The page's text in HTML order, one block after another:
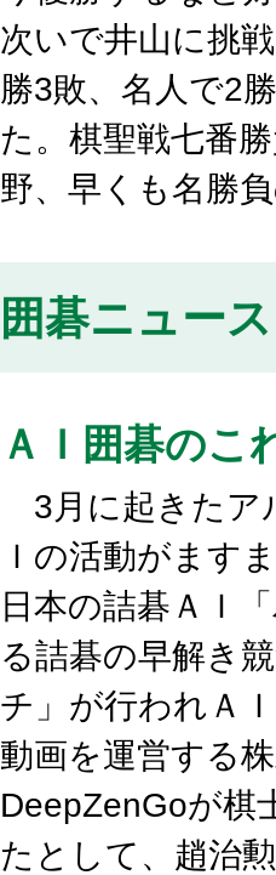
次いで井山に挑
勝3敗、名人で2
た。棋聖戦七番
野、早くも名勝
囲碁ニュー
ＡＩ囲碁のこ
3月に起きたア
Ｉの活動がます
日本の詰碁ＡＩ
る詰碁の早解き
チ」が行われＡ
動画を運営する
DeepZenGoが棋
たとして、趙治